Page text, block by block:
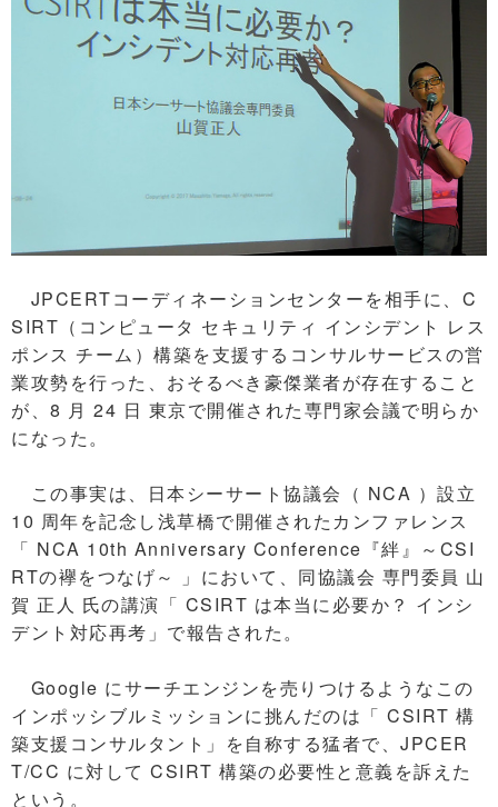
JPCERTコーディネーションセンターを相手に、C
SIRT（コンピュータ セキュリティ インシデント レス
ポンス チーム）構築を支援するコンサルサービスの営
業攻勢を行った、おそるべき豪傑業者が存在すること
が、8 月 24 日 東京で開催された専門家会議で明らか
になった。
この事実は、日本シーサート協議会（ NCA ）設立
10 周年を記念し浅草橋で開催されたカンファレンス
「 NCA 10th Anniversary Conference『絆』～CSI
RTの襷をつなげ～ 」において、同協議会 専門委員 山
賀 正人 氏の講演「 CSIRT は本当に必要か？ インシ
デント対応再考」で報告された。
Google にサーチエンジンを売りつけるようなこの
インポッシブルミッションに挑んだのは「 CSIRT 構
築支援コンサルタント」を自称する猛者で、JPCER
T/CC に対して CSIRT 構築の必要性と意義を訴えた
という。